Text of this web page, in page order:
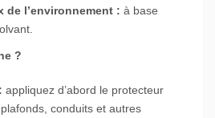
de l’environnement : à base
?
appliquez d’abord le protecteur
conduits et autres